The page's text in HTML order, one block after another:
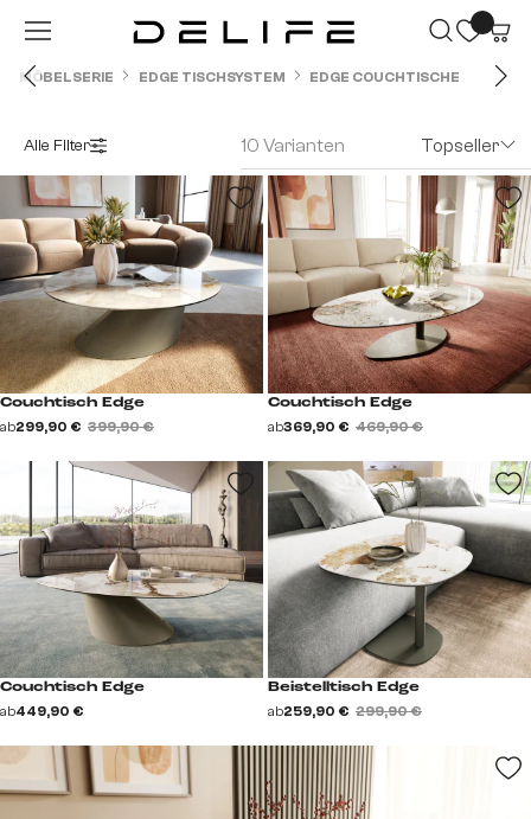
Zum Hauptinhalt springen
MÖBELSERIE EDGE TISCHSYSTEM EDGE COUCHTISCHE
Alle Filter 10 Varianten Topseller
Couchtisch Edge
ab299,90 € 399,90 €
Couchtisch Edge
ab369,90 € 469,90 €
Couchtisch Edge
ab449,90 €
Beistelltisch Edge
ab259,90 € 299,90 €